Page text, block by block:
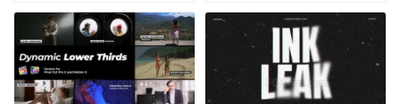
景动画